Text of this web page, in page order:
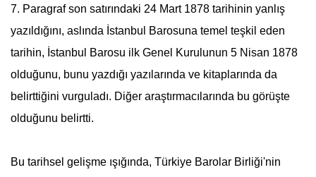
7. Paragraf son satırındaki 24 Mart 1878 tarihinin yanlış
yazıldığını, aslında İstanbul Barosuna temel teşkil eden
tarihin, İstanbul Barosu ilk Genel Kurulunun 5 Nisan 1878
olduğunu, bunu yazdığı yazılarında ve kitaplarında da
belirttiğini vurguladı. Diğer araştırmacılarında bu görüşte
olduğunu belirtti.
Bu tarihsel gelişme ışığında, Türkiye Barolar Birliği'nin